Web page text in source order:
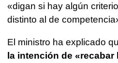
«digan si hay algún
distinto al de
El ministro ha explicado
la intención de